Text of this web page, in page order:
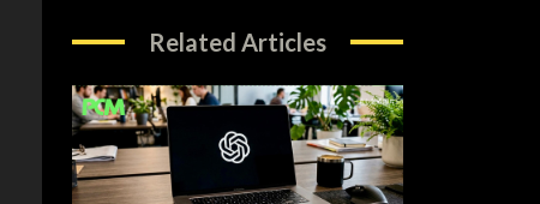
Related Articles